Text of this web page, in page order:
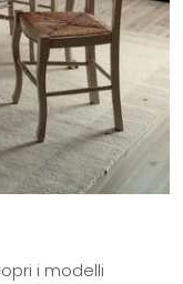
i modelli